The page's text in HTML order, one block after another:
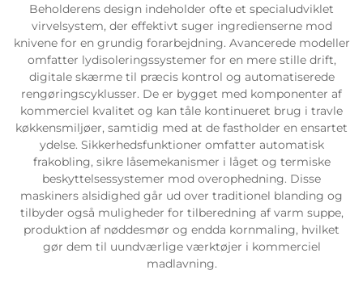
Beholderens design indeholder ofte et specialudviklet
virvelsystem, der effektivt suger ingredienserne mod
knivene for en grundig forarbejdning. Avancerede modeller
omfatter lydisoleringssystemer for en mere stille drift,
digitale skærme til præcis kontrol og automatiserede
rengøringscyklusser. De er bygget med komponenter af
kommerciel kvalitet og kan tåle kontinueret brug i travle
køkkensmiljøer, samtidig med at de fastholder en ensartet
ydelse. Sikkerhedsfunktioner omfatter automatisk
frakobling, sikre låsemekanismer i låget og termiske
beskyttelsessystemer mod overophedning. Disse
maskiners alsidighed går ud over traditionel blanding og
tilbyder også muligheder for tilberedning af varm suppe,
produktion af nøddesmør og endda kornmaling, hvilket
gør dem til uundværlige værktøjer i kommerciel
madlavning.